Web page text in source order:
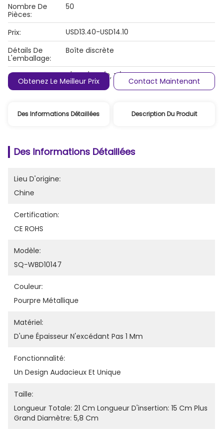
Nombre De
Pièces:
50
Prix:
USD13.40-USD14.10
Détails De
L'emballage:
Boîte discrète
Conditions De
Paiement:
L/C, D/A, D/P, T/T, Western Union,
Obtenez Le Meilleur Prix Contact Maintenant
Des Informations Détaillées Description Du Produit
Des Informations Détaillées
Lieu D'origine:
Chine
Certification:
CE ROHS
Modèle:
SQ-WBD10147
Couleur:
Pourpre Métallique
Matériel:
D'une Épaisseur N'excédant Pas 1 Mm
Fonctionnalité:
Un Design Audacieux Et Unique
Taille:
Longueur Totale: 21 Cm Longueur D'insertion: 15 Cm Plus
Grand Diamètre: 5,8 Cm